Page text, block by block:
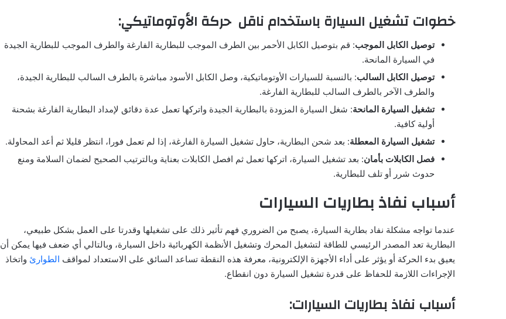
خطوات تشغيل السيارة باستخدام ناقل حركة الأوتوماتيكي:
توصيل الكابل الموجب: قم بتوصيل الكابل الأحمر بين الطرف الموجب للبطارية الفارغة والطرف الموجب للبطارية الجيدة
في السيارة المانحة.
توصيل الكابل السالب: بالنسبة للسيارات الأوتوماتيكية، وصل الكابل الأسود مباشرة بالطرف السالب للبطارية الجيدة،
والطرف الآخر بالطرف السالب للبطارية الفارغة.
تشغيل السيارة المانحة: شغل السيارة المزودة بالبطارية الجيدة واتركها تعمل عدة دقائق لإمداد البطارية الفارغة بشحنة
أولية كافية.
تشغيل السيارة المعطلة: بعد شحن البطارية، حاول تشغيل السيارة الفارغة، إذا لم تعمل فورا، انتظر قليلا ثم أعد المحاولة.
فصل الكابلات بأمان: بعد تشغيل السيارة، اتركها تعمل ثم افصل الكابلات بعناية وبالترتيب الصحيح لضمان السلامة ومنع
حدوث شرر أو تلف للبطارية.
أسباب نفاذ بطاريات السيارات
عندما تواجه مشكلة نفاد بطارية السيارة، يصبح من الضروري فهم تأثير ذلك على تشغيلها وقدرتا على العمل بشكل طبيعي،
البطارية تعد المصدر الرئيسي للطاقة لتشغيل المحرك وتشغيل الأنظمة الكهربائية داخل السيارة، وبالتالي أي ضعف فيها يمكن أن
يعيق بدء الحركة أو يؤثر على أداء الأجهزة الإلكترونية، معرفة هذه النقطة تساعد السائق على الاستعداد لمواقف الطوارئ واتخاذ
الإجراءات اللازمة للحفاظ على قدرة تشغيل السيارة دون انقطاع.
أسباب نفاذ بطاريات السيارات: